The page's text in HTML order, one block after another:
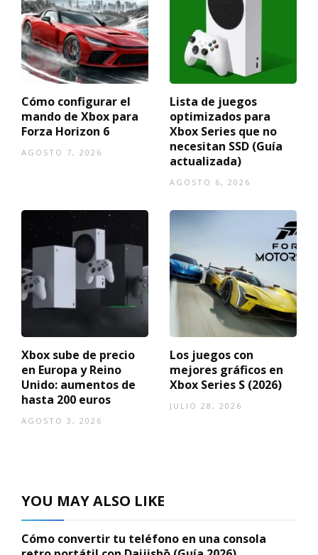
Cómo configurar el
mando de Xbox para
Forza Horizon 6
AGOSTO 7, 2026
Lista de juegos
optimizados para
Xbox Series que no
necesitan SSD (Guía
actualizada)
AGOSTO 6, 2026
Xbox sube de precio
en Europa y Reino
Unido: aumentos de
hasta 200 euros
AGOSTO 3, 2026
Los juegos con
mejores gráficos en
Xbox Series S (2026)
JULIO 28, 2026
YOU MAY ALSO LIKE
Cómo convertir tu teléfono en una consola